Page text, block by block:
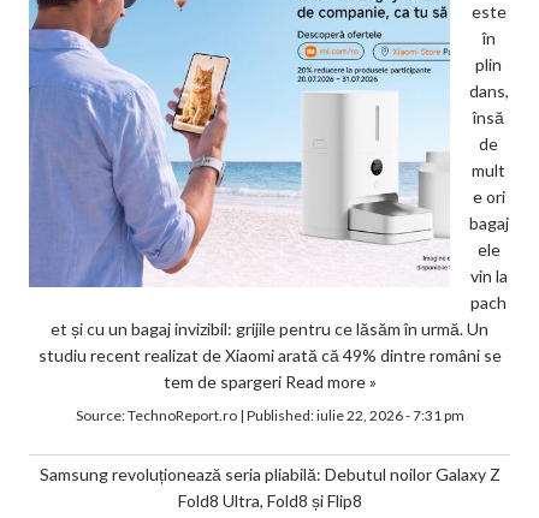
este
în
plin
dans,
însă
de
mult
e ori
bagaj
ele
vin la
pach
et și cu un bagaj invizibil: grijile pentru ce lăsăm în urmă. Un
studiu recent realizat de Xiaomi arată că 49% dintre români se
tem de spargeri Read more »
Source:TechnoReport.ro| Published:iulie 22, 2026 - 7:31 pm
Samsung revoluționează seria pliabilă: Debutul noilor Galaxy Z
Fold8 Ultra, Fold8 și Flip8